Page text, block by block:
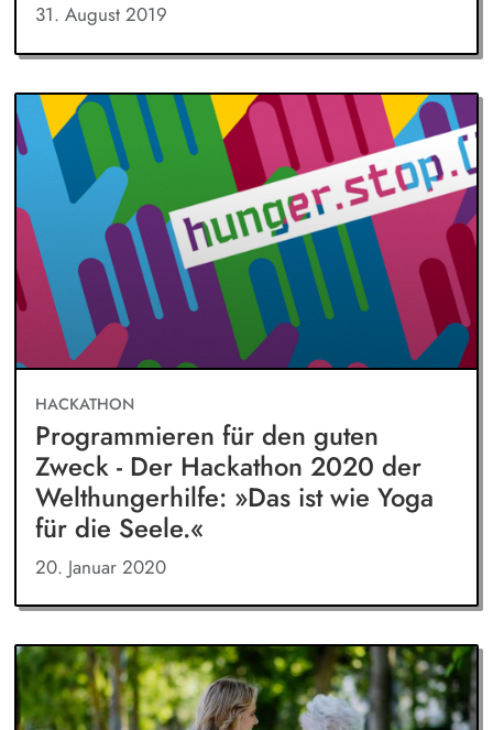
31. August 2019
HACKATHON
Programmieren für den guten
Zweck - Der Hackathon 2020 der
Welthungerhilfe: »Das ist wie Yoga
für die Seele.«
20. Januar 2020